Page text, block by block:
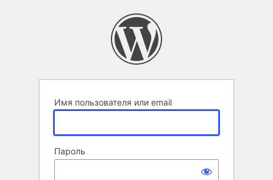
Имя пользователя или email
Пароль